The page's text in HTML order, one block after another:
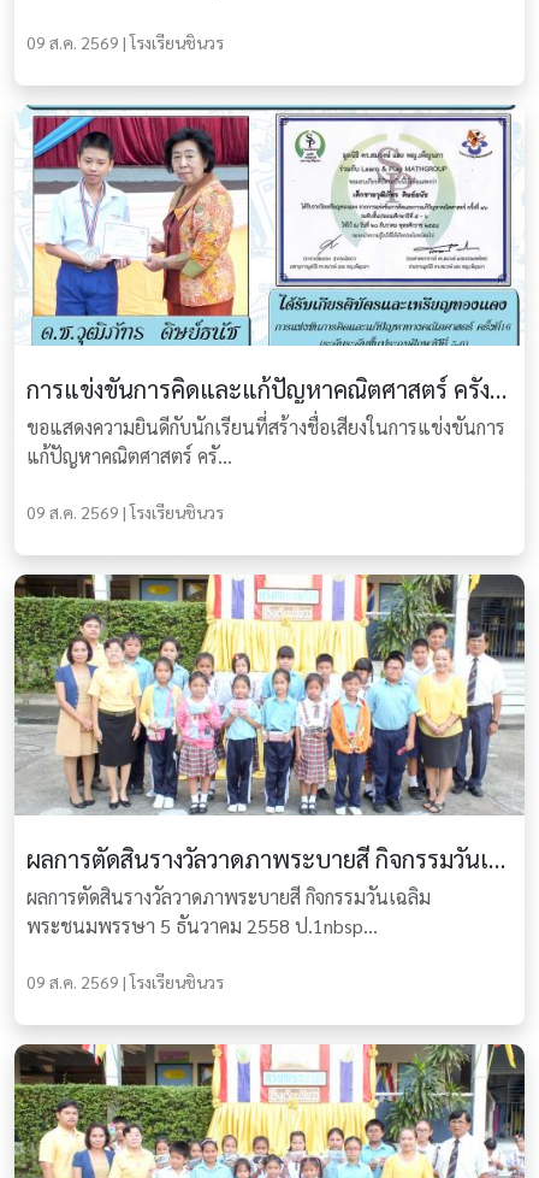
09 ส.ค. 2569 | โรงเรียนชินวร
การแข่งขันการคิดและแก้ปัญหาคณิตศาสตร์ ครั้งที่ 16
ขอแสดงความยินดีกับนักเรียนที่สร้างชื่อเสียงในการแข่งขันการ
แก้ปัญหาคณิตศาสตร์ ครั...
09 ส.ค. 2569 | โรงเรียนชินวร
ผลการตัดสินรางวัลวาดภาพระบายสี กิจกรรมวันเฉลิมพระชนมพรรษา 5 ธันวาคม 2558
ผลการตัดสินรางวัลวาดภาพระบายสี กิจกรรมวันเฉลิม
พระชนมพรรษา 5 ธันวาคม 2558 ป.1nbsp...
09 ส.ค. 2569 | โรงเรียนชินวร